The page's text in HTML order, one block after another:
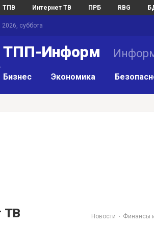
ТПВ Интернет ТВ ПРБ RBG
2026, суббота
ТПП-Информ
Бизнес Экономика
ТВ Новости Финансы